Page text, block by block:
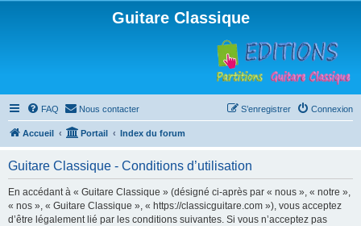
Guitare Classique
FAQ Nous contacter Connexion
S’enregistrer
Accueil Portail Index du forum
Guitare Classique - Conditions d’utilisation
En accédant à « Guitare Classique » (désigné ci-après par « nous », « notre »,
« nos », « Guitare Classique », « https://classicguitare.com »), vous acceptez
d’être légalement lié par les conditions suivantes. Si vous n’acceptez pas